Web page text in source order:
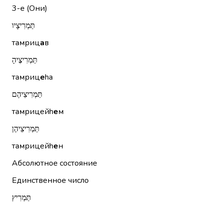
3-е (Они)
תַּמְרִיצָיו
тамрицав
תַּמְרִיצֶיהָ
тамрицеhа
תַּמְרִיצֵיהֶם
тамрицейhем
תַּמְרִיצֵיהֶן
тамрицейhен
Абсолютное состояние
Единственное число
תַּמְרִיץ